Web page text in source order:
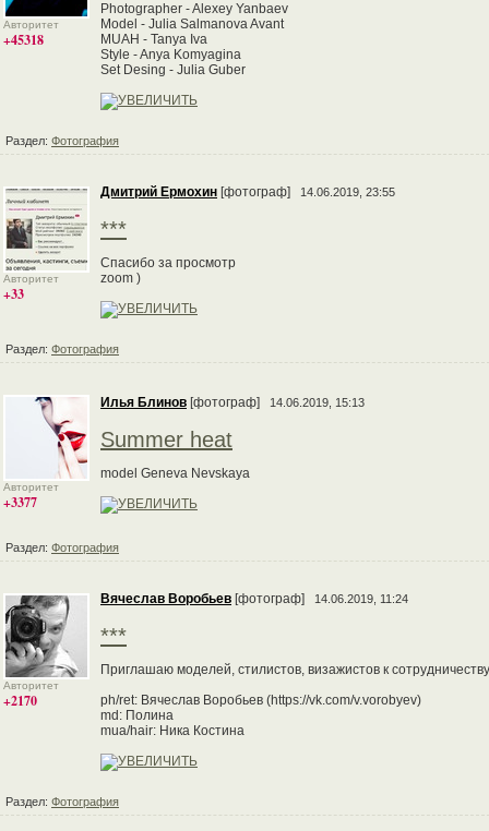
Авторитет
+45318
Photographer - Alexey Yanbaev
Model - Julia Salmanova Avant
MUAH - Tanya Iva
Style - Anya Komyagina
Set Desing - Julia Guber
Раздел: Фотография
Авторитет
+33
Дмитрий Ермохин [фотограф] 14.06.2019, 23:55
***
Спасибо за просмотр
zoom )
Раздел: Фотография
Авторитет
+3377
Илья Блинов [фотограф] 14.06.2019, 15:13
Summer heat
model Geneva Nevskaya
Раздел: Фотография
Авторитет
+2170
Вячеслав Воробьев [фотограф] 14.06.2019, 11:24
***
Приглашаю моделей, стилистов, визажистов к
ph/ret: Вячеслав Воробьев (https://vk.com/v.vorobyev)
md: Полина
mua/hair: Ника Костина
Раздел: Фотография